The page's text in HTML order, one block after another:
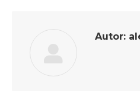
Autor: